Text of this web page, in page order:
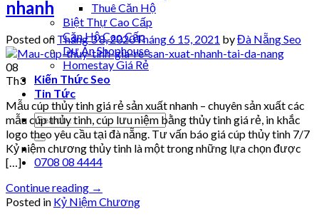
Thuê Căn Hộ
Biệt Thự Cao Cấp
Căn Hộ Cao Cấp
Dự Án Shophouse
Homestay Giá Rẻ
Kiến Thức Seo
Tin Tức
0708 08 4444
nhanh
Posted on Tháng 3 8, 2020Tháng 6 15, 2021 byĐà Nẵng Seo
08
Th3
Mẫu cúp thủy tinh giá rẻ sản xuất nhanh – chuyên sản xuất các
mẫu cúp thủy tinh, cúp lưu niệm bằng thủy tinh giá rẻ, in khắc
logo theo yêu cầu tại đà nẵng. Tư vấn báo giá cúp thủy tinh 7/7
Kỷ niệm chương thủy tinh là một trong những lựa chọn được
[…]
Continue reading →
Posted in Kỷ Niệm Chương